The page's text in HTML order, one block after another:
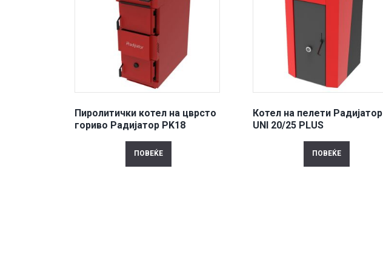
Пиролитички котел на цврсто
гориво Радијатор PK18
ПОВЕЌЕ
Котел на пелети Радијатор
UNI 20/25 PLUS
ПОВЕЌЕ